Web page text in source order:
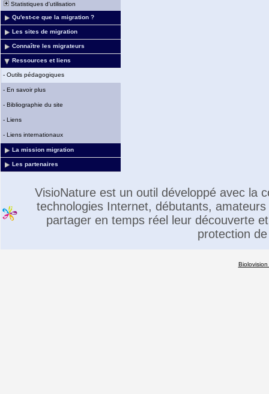
Statistiques d'utilisation
Qu'est-ce que la migration ?
Les sites de migration
Connaître les migrateurs
Ressources et liens
- Outils pédagogiques
- En savoir plus
- Bibliographie du site
- Liens
- Liens internationaux
La mission migration
Les partenaires
VisioNature est un outil développé avec la
technologies Internet, débutants,
partager en temps réel leur découverte
protection
Biolovision